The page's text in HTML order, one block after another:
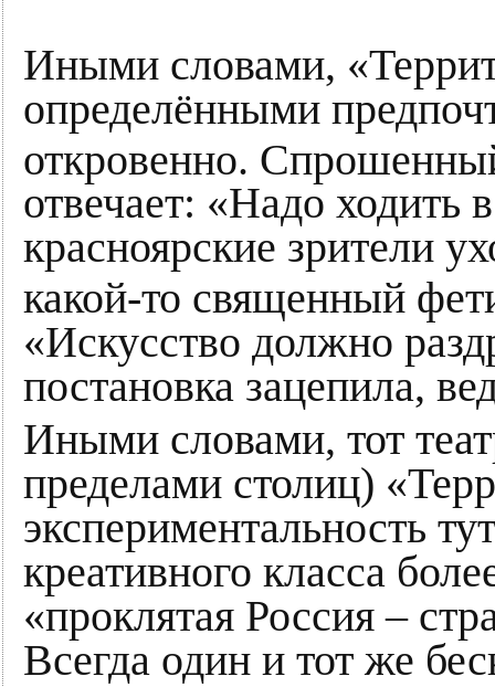
Иными словами,
определёнными
откровенно.
отвечает: «Надо
красноярские зрители
какой-то священный
«Искусство должно
постановка зацепила,
Иными словами, тот
пределами столиц)
экспериментальность
креативного класса
«проклятая Россия –
Всегда один и тот же